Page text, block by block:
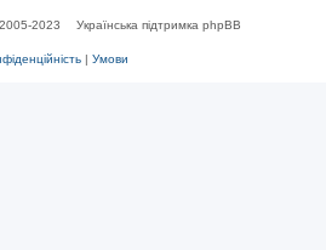
2023 Українська підтримка phpBB
| Умови